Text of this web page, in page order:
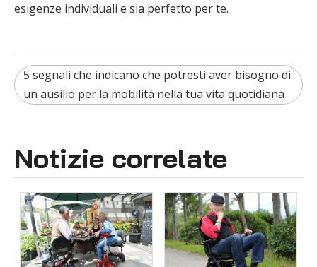
esigenze individuali e sia perfetto per te.
5 segnali che indicano che potresti aver bisogno di
un ausilio per la mobilità nella tua vita quotidiana
Notizie correlate